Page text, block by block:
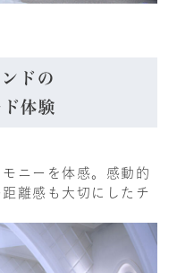
ドの
体験
ニーを体感。感動的
離感も大切にしたチ